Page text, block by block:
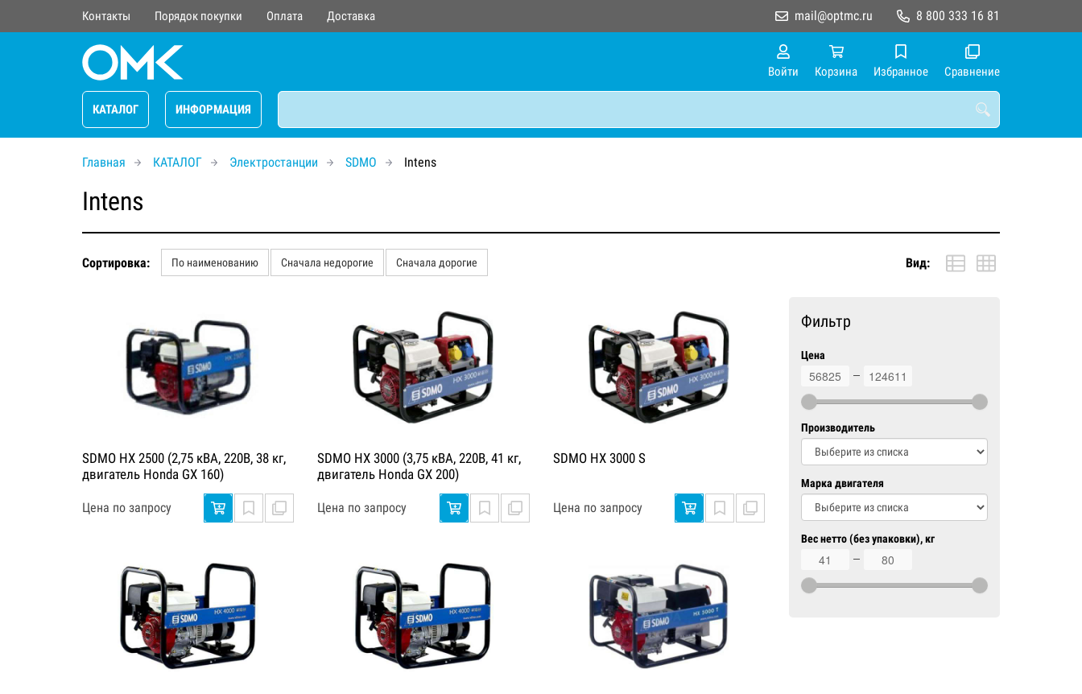
Контакты Порядок покупки Оплата Доставка 8 800 333 16 81
mail@optmc.ru
Войти Корзина Избранное Сравнение
КАТАЛОГ ИНФОРМАЦИЯ
Главная КАТАЛОГ Электростанции SDMO Intens
Intens
Сортировка: По наименованию Сначала недорогие Сначала дорогие Вид:
Фильтр
Цена
56825 124611
Производитель
Марка двигателя
Вес нетто (без упаковки), кг
41 80
SDMO HX 2500 (2,75 кВА, 220В, 38 кг,
двигатель Honda GX 160)
Цена по запросу
SDMO HX 3000 (3,75 кВА, 220В, 41 кг,
двигатель Honda GX 200)
Цена по запросу
SDMO HX 3000 S
Цена по запросу